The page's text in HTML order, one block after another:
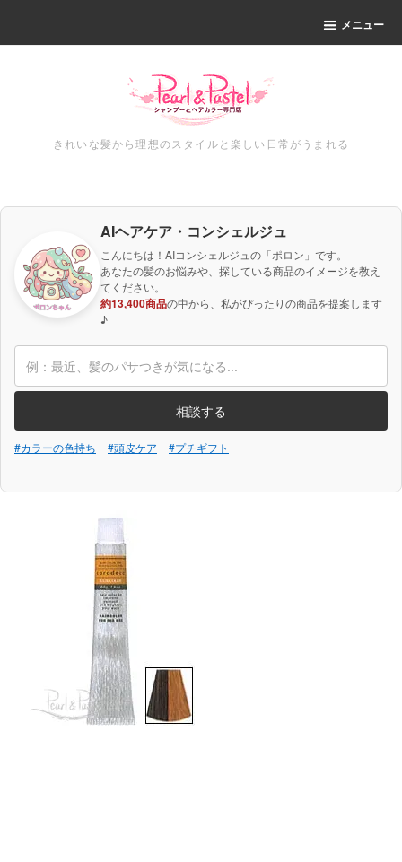
メニュー
きれいな髪から理想のスタイルと楽しい日常がうまれる
AIヘアケア・コンシェルジュ
こんにちは！AIコンシェルジュの「ポロン」です。
あなたの髪のお悩みや、探している商品のイメージを教え
てください。
約13,400商品の中から、私がぴったりの商品を提案します
♪
相談する
#カラーの色持ち #頭皮ケア #プチギフト